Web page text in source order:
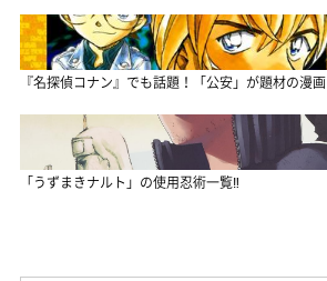
『名探偵コナン』でも話題！「公安」が題材の漫画
「うずまきナルト」の使用忍術一覧‼